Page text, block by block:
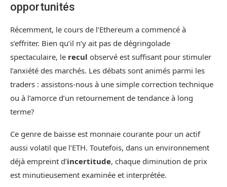
opportunités
Récemment, le cours de l’Ethereum a commencé à
s’effriter. Bien qu’il n’y ait pas de dégringolade
spectaculaire, le recul observé est suffisant pour stimuler
l’anxiété des marchés. Les débats sont animés parmi les
traders : assistons-nous à une simple correction technique
ou à l’amorce d’un retournement de tendance à long
terme?
Ce genre de baisse est monnaie courante pour un actif
aussi volatil que l’ETH. Toutefois, dans un environnement
déjà empreint d’incertitude, chaque diminution de prix
est minutieusement examinée et interprétée.